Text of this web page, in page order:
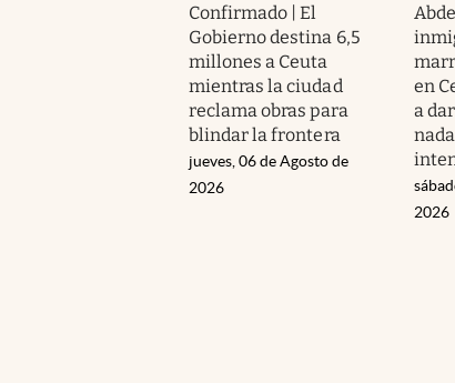
Confirmado | El
Gobierno destina 6,5
millones a Ceuta
mientras la ciudad
reclama obras para
blindar la frontera
jueves, 06 de Agosto de
2026
en
a
2026